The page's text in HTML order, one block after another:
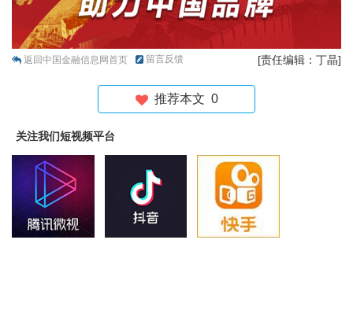
返回中国金融信息网首页 留言反馈 [责任编辑：丁晶]
推荐本文 0
关注我们短视频平台